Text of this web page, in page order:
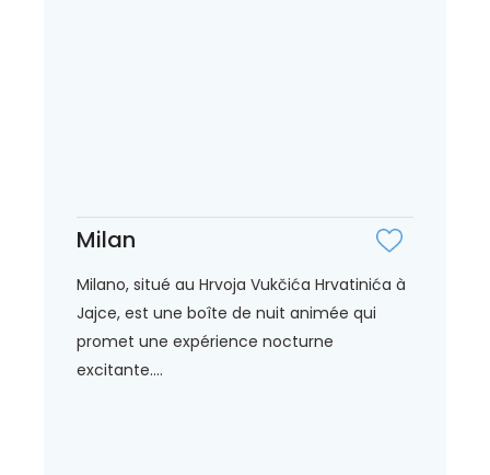
Milan
Milano, situé au Hrvoja Vukčića Hrvatinića à
Jajce, est une boîte de nuit animée qui
promet une expérience nocturne
excitante....